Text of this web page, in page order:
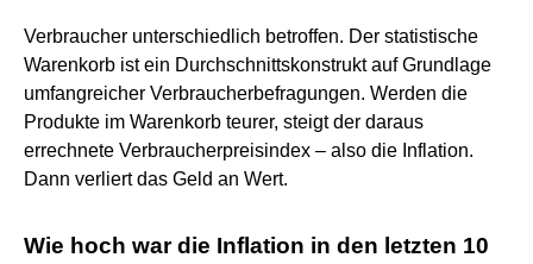
Verbraucher unterschiedlich betroffen. Der statistische
Warenkorb ist ein Durchschnittskonstrukt auf Grundlage
umfangreicher Verbraucherbefragungen. Werden die
Produkte im Warenkorb teurer, steigt der daraus
errechnete Verbraucherpreisindex – also die Inflation.
Dann verliert das Geld an Wert.
Wie hoch war die Inflation in den letzten 10